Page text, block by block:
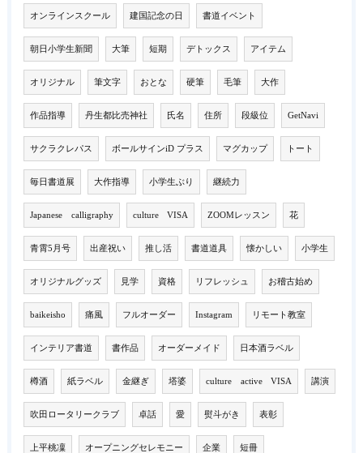
オンラインスクール 建国記念の日 書道イベント
朝日小学生新聞 大筆 短期 デトックス アイテム
オリジナル 筆文字 おとな 硬筆 毛筆 大作
作品指導 丹生都比売神社 氏名 住所 段級位 GetNavi
サクラクレパス ボールサインiD プラス マグカップ トート
毎日書道展 大作指導 小学生ぶり 継続力
Japanese calligraphy culture VISA ZOOMレッスン 花
青霄5月号 出産祝い 推し活 書道道具 懐かしい 小学生
オリジナルグッズ 見学 資格 リフレッシュ お稽古始め
baikeisho 痛風 フルオーダー Instagram リモート教室
インテリア書道 書作品 オーダーメイド 日本酒ラベル
樽酒 紙ラベル 金継ぎ 塔婆 culture active VISA 講演
吹田ロータリークラブ 卓話 愛 熨斗がき 表彰
上平桃凜 オープニングセレモニー 企業 短冊